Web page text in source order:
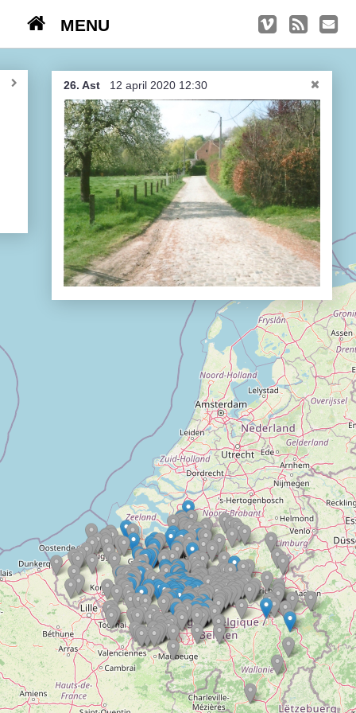
MENU
Kasseien
België / Duitsland / Nederland
Hoogtepunten
Soeperlange tocht
Afleveringen
Bounding Boxes
Ambiance, ambiance, ambiance
Schapentocht
Het lossen van de kunst
Kerkstraten
7 rollen van Steven Seagal
Dodentocht
Redelijk slecht weer
In vogelvlucht
26. Ast 12 april 2020 12:30